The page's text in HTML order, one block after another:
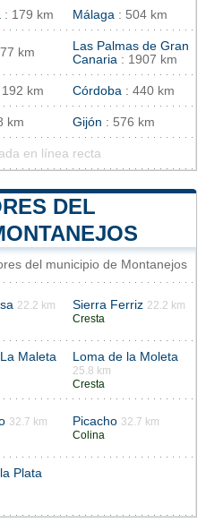
: 179 km Málaga : 504 km
km
Las Palmas de Gran
Canaria : 1907 km
192 km Córdoba : 440 km
km Gijón : 576 km
en línea recta
DEL
del municipio de Montanejos
22.2 km
Sierra Ferriz 22.2 km
Cresta
Maleta Loma de la Moleta
25.8 km
Cresta
32.7 km
Picacho 32.7 km
Colina
Plata